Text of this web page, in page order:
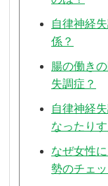
自律神経
係？
腸の働き
失調症？
自律神経
なったり
なぜ女性
勢のチェ